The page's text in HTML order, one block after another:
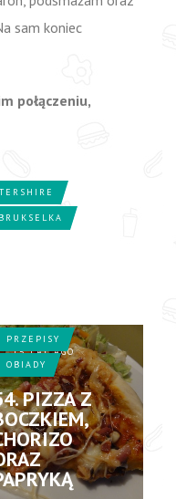
sam koniec
połączeniu,
BRUKSELKA
15 LAT AGO
PRZEPISY
OBIADY
PIZZA Z